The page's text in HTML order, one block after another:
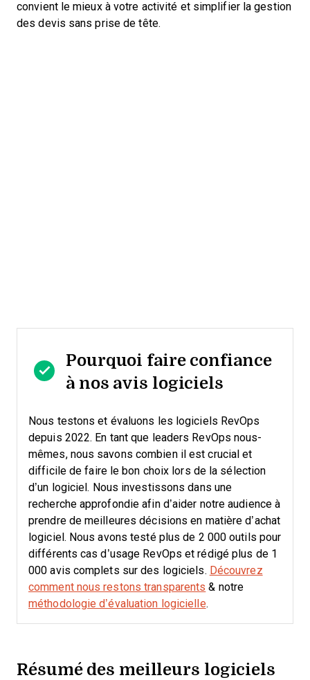
convient le mieux à votre activité et simplifier la gestion
des devis sans prise de tête.
Pourquoi faire confiance
à nos avis logiciels
Nous testons et évaluons les logiciels RevOps
depuis 2022. En tant que leaders RevOps nous-
mêmes, nous savons combien il est crucial et
difficile de faire le bon choix lors de la sélection
d’un logiciel. Nous investissons dans une
recherche approfondie afin d’aider notre audience à
prendre de meilleures décisions en matière d’achat
logiciel. Nous avons testé plus de 2 000 outils pour
différents cas d’usage RevOps et rédigé plus de 1
000 avis complets sur des logiciels. Découvrez
comment nous restons transparents & notre
méthodologie d’évaluation logicielle.
Résumé des meilleurs logiciels